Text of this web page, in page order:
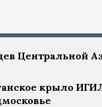
Центральной
крыло